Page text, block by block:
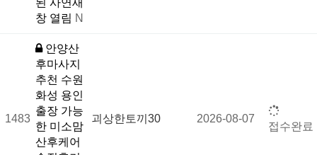
된 사연새
창 열림 N
1483
안양산
후마사지
추천 수원
화성 용인
출장 가능
한 미소맘
산후케어
괴상한토끼30 2026-08-07
접수완료